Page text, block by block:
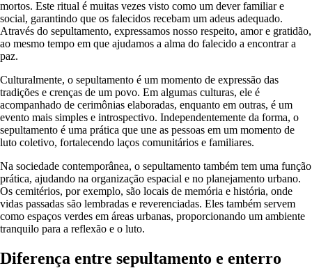
mortos. Este ritual é muitas vezes visto como um dever familiar e
social, garantindo que os falecidos recebam um adeus adequado.
Através do sepultamento, expressamos nosso respeito, amor e gratidão,
ao mesmo tempo em que ajudamos a alma do falecido a encontrar a
paz.
Culturalmente, o sepultamento é um momento de expressão das
tradições e crenças de um povo. Em algumas culturas, ele é
acompanhado de cerimônias elaboradas, enquanto em outras, é um
evento mais simples e introspectivo. Independentemente da forma, o
sepultamento é uma prática que une as pessoas em um momento de
luto coletivo, fortalecendo laços comunitários e familiares.
Na sociedade contemporânea, o sepultamento também tem uma função
prática, ajudando na organização espacial e no planejamento urbano.
Os cemitérios, por exemplo, são locais de memória e história, onde
vidas passadas são lembradas e reverenciadas. Eles também servem
como espaços verdes em áreas urbanas, proporcionando um ambiente
tranquilo para a reflexão e o luto.
Diferença entre sepultamento e enterro